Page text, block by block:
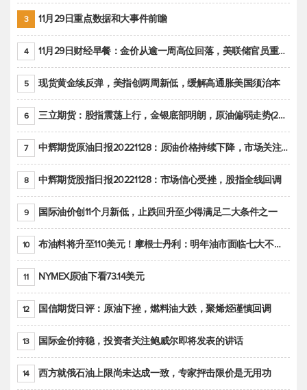
3 11月29日重点数据和大事件前瞻
4 11月29日财经早餐：金价从逾一周高位回落，美联储官员重申鹰派立场推动美元回升
5 现货黄金续反弹，美指创两周新低，缓解高通胀美国须治本
6 三立期货：股指震荡上行，金银底部明朗，原油偏弱走势(20221128收评)
7 中辉期货原油日报20221128：原油价格持续下降，市场关注OPEC+新一轮产能政策
8 中辉期货股指日报20221128：市场信心受挫，股指全线回调
9 国际油价创11个月新低，止跌回升至少得满足二大条件之一
10 布油料将升至110美元！摩根士丹利：明年油市面临七大不确定性
11 NYMEX原油下看73.14美元
12 国信期货日评：原油下挫，燃料油大跌，聚烯烃谨慎回调
13 国际金价持稳，投资者关注鲍威尔即将发表的讲话
14 西方就俄石油上限尚未达成一致，专家抨击限价是无用功